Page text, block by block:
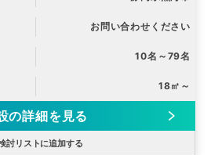
お問い合わせください
10名～79名
18㎡～
の詳細を見る
討リストに追加する